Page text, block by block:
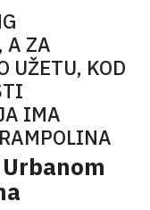
A ZA
UŽETU, KOD
IMA